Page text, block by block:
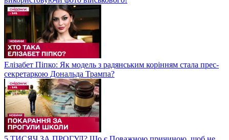
Елізабет Піпко: Як модель з радянським корінням стала прес-
секретаркою Дональда Трампа?